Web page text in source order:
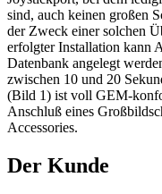
sind, auch keinen großen
der Zweck einer solchen
erfolgter Installation kann
Datenbank angelegt
zwischen 10 und 20
(Bild 1) ist voll GEM-
Anschluß eines
Accessories.
Der Kunde